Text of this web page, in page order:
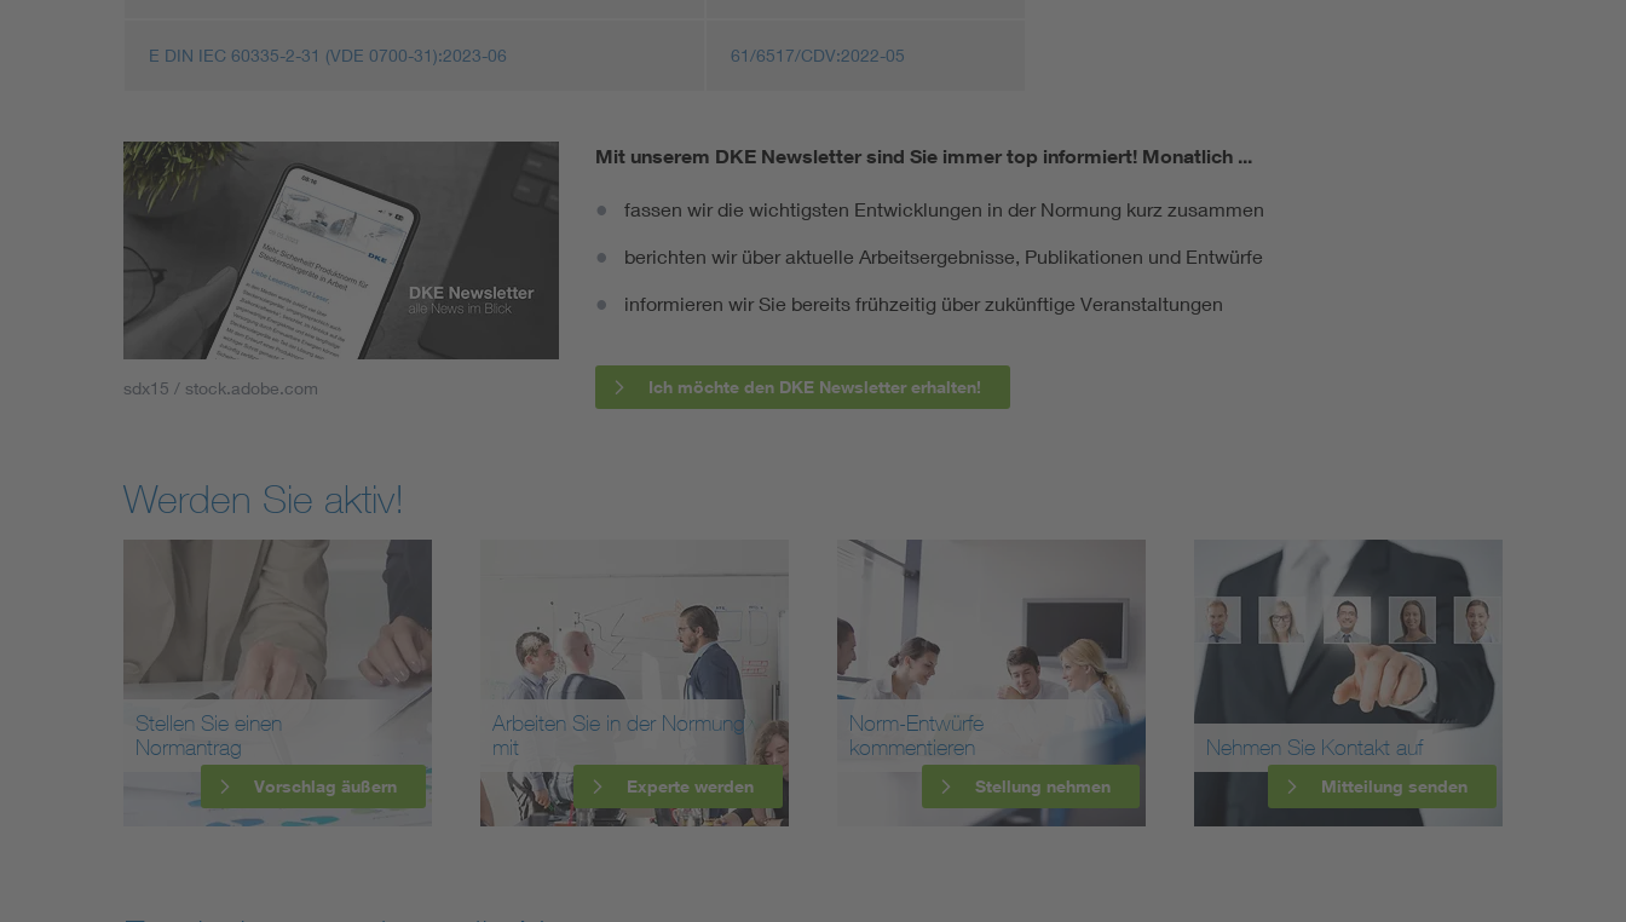
E DIN IEC 60335-2-31 (VDE 0700-31):2023-06 61/6517/CDV:2022-05
sdx15 / stock.adobe.com
Mit unserem DKE Newsletter sind Sie immer top informiert! Monatlich ...
fassen wir die wichtigsten Entwicklungen in der Normung kurz zusammen
berichten wir über aktuelle Arbeitsergebnisse, Publikationen und Entwürfe
informieren wir Sie bereits frühzeitig über zukünftige Veranstaltungen
Ich möchte den DKE Newsletter erhalten!
Werden Sie aktiv!
Stellen Sie einen
Normantrag
Vorschlag äußern
Arbeiten Sie in der Normung
mit
Experte werden
Norm-Entwürfe
kommentieren
Stellung nehmen
Nehmen Sie Kontakt auf
Mitteilung senden